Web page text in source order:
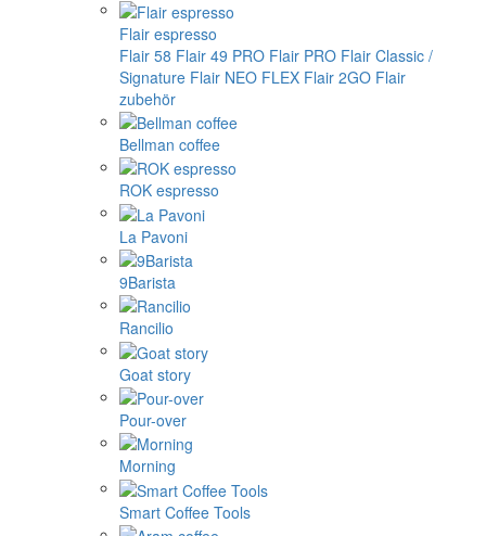
Flair espresso
Flair 58 Flair 49 PRO Flair PRO Flair Classic /
Signature Flair NEO FLEX Flair 2GO Flair
zubehör
Bellman coffee
ROK espresso
La Pavoni
9Barista
Rancilio
Goat story
Pour-over
Morning
Smart Coffee Tools